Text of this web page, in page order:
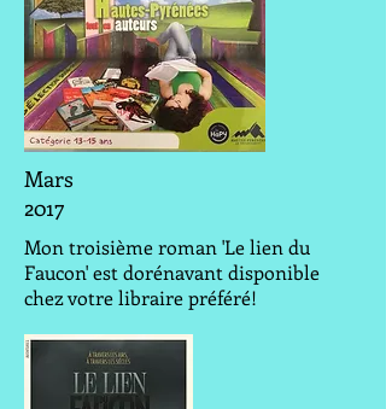
Mars
2017
Mon troisième roman 'Le lien du
Faucon' est dorénavant disponible
chez votre libraire préféré!